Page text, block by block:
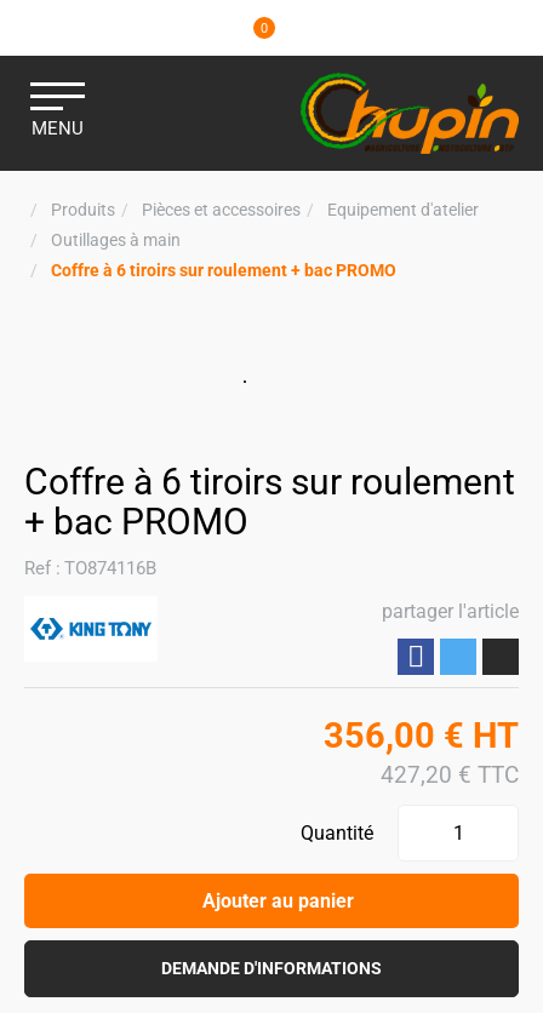
0
MENU
Produits Pièces et accessoires
Equipement d'atelier
Outillages à main
Coffre à 6 tiroirs sur roulement + bac PROMO
Coffre à 6 tiroirs sur roulement
+ bac PROMO
Ref : TO874116B
partager l'article
356,00 € HT
427,20 € TTC
Quantité
Ajouter au panier
DEMANDE D'INFORMATIONS